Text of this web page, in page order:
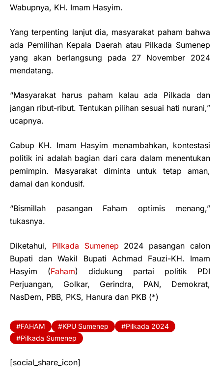
Wabupnya, KH. Imam Hasyim.
Yang terpenting lanjut dia, masyarakat paham bahwa
ada Pemilihan Kepala Daerah atau Pilkada Sumenep
yang akan berlangsung pada 27 November 2024
mendatang.
“Masyarakat harus paham kalau ada Pilkada dan
jangan ribut-ribut. Tentukan pilihan sesuai hati nurani,”
ucapnya.
Cabup KH. Imam Hasyim menambahkan, kontestasi
politik ini adalah bagian dari cara dalam menentukan
pemimpin. Masyarakat diminta untuk tetap aman,
damai dan kondusif.
“Bismillah pasangan Faham optimis menang,”
tukasnya.
Diketahui, Pilkada Sumenep 2024 pasangan calon
Bupati dan Wakil Bupati Achmad Fauzi-KH. Imam
Hasyim (Faham) didukung partai politik PDI
Perjuangan, Golkar, Gerindra, PAN, Demokrat,
NasDem, PBB, PKS, Hanura dan PKB (*)
FAHAM KPU Sumenep
Pilkada 2024
Pilkada Sumenep
[social_share_icon]